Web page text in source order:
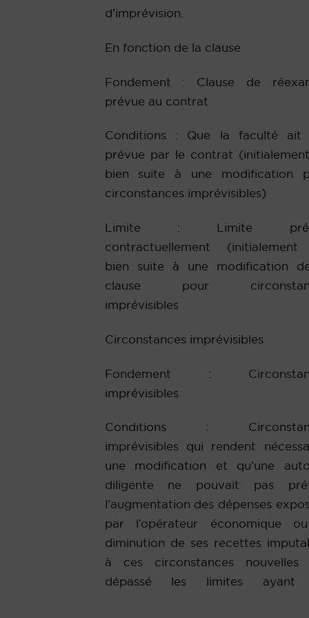
d’imprévision.
En fonction de la clause
Fondement : Clause de
prévue au contrat
Conditions : Que la faculté ait
prévue par le contrat
bien suite à une modification
circonstances imprévisibles)
Limite : Limite
contractuellement
bien suite à une modification
clause pour
imprévisibles
Circonstances imprévisibles
Fondement :
imprévisibles
Conditions :
imprévisibles qui rendent
une modification et qu’une
diligente ne pouvait pas
l’augmentation des dépenses
par l’opérateur économique
diminution de ses recettes
à ces circonstances nouvelles
dépassé les limites ayant